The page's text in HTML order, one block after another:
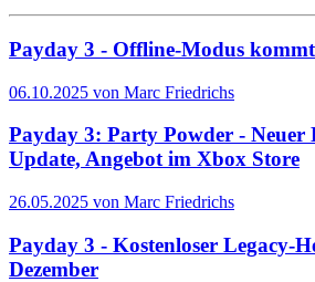
Payday 3 - Offline-Modus
06.10.2025 von Marc Friedrichs
Payday 3: Party Powder - Neuer
Update, Angebot im Xbox Store
26.05.2025 von Marc Friedrichs
Payday 3 - Kostenloser Legacy-
Dezember